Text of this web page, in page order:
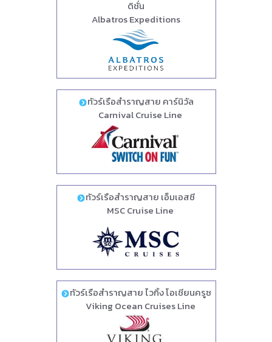
ดิชั่น
Albatros Expeditions
ทัวร์เรือสำราญสาย คาร์นิวัล
Carnival Cruise Line
ทัวร์เรือสำราญสาย เอ็มเอสซี
MSC Cruise Line
ทัวร์เรือสำราญสาย ไวกิ้ง โอเชียนครูซ
Viking Ocean Cruises Line